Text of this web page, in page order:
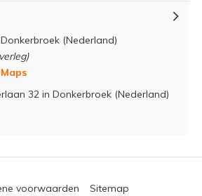
(Nederland)
32 in Donkerbroek (Nederland)
voorwaarden Sitemap